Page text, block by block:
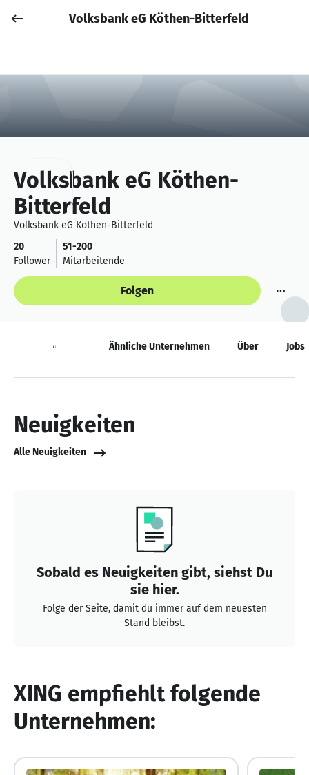
Anmelden
Volksbank eG Köthen-Bitterfeld
Volksbank eG Köthen-
Bitterfeld
Volksbank eG Köthen-Bitterfeld
20
Follower
51-200
Mitarbeitende
Folgen
Neuigkeiten Ähnliche Unternehmen Über Jobs
Neuigkeiten
Alle Neuigkeiten
Sobald es Neuigkeiten gibt, siehst Du
sie hier.
Folge der Seite, damit du immer auf dem neuesten
Stand bleibst.
XING empfiehlt folgende
Unternehmen: